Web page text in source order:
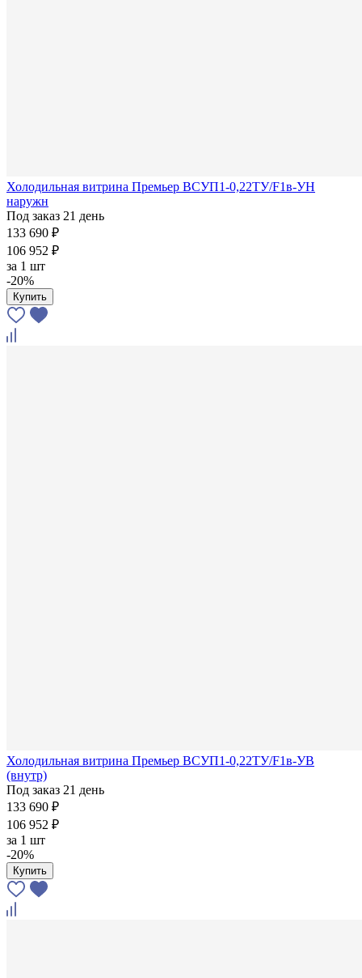
Холодильная витрина Премьер ВСУП1-0,22ТУ/F1в-УН
наружн
Под заказ 21 день
133 690 ₽
106 952 ₽
за 1 шт
-20%
Купить
Холодильная витрина Премьер ВСУП1-0,22ТУ/F1в-УВ
(внутр)
Под заказ 21 день
133 690 ₽
106 952 ₽
за 1 шт
-20%
Купить